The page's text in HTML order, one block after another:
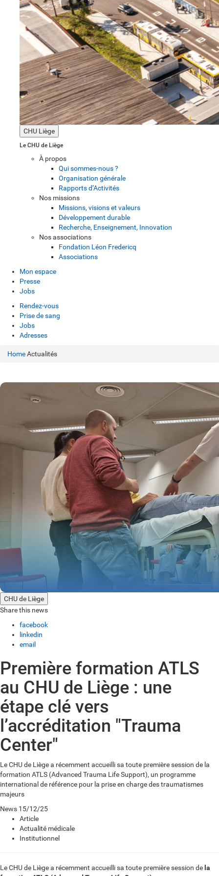
CHU Liège
Le CHU de Liège
À propos
Qui sommes-nous ?
Organisation générale
Rapports d’Activités
Nos missions
Missions, visions et valeurs
Développement durable
Recherche, Enseignement, Innovation
Nos associations
Fondation Léon Fredericq
Associations
Mon espace
Presse
Jobs
Rendez-vous
Prise de sang
Jobs
Adresses
HomeActualités
CHU de Liège
Share this news
facebook
linkedin
email
Première formation ATLS
au CHU de Liège : une
étape clé vers
l’accréditation "Trauma
Center"
Le CHU de Liège a récemment accueilli sa toute première session de la
formation ATLS (Advanced Trauma Life Support), un programme
international de référence pour la prise en charge des traumatismes
majeurs
News 15/12/25
Article
Actualité médicale
Institutionnel
Le CHU de Liège a récemment accueilli sa toute première session de la